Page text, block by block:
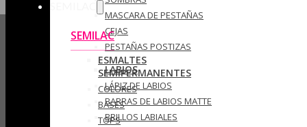
MASCARA DE PESTAÑAS
CEJAS
PESTAÑAS POSTIZAS
LABIOS
LÁPIZ DE LABIOS
BARRAS DE LABIOS MATTE
BRILLOS LABIALES
SEMILAC
ESMALTES
SEMIPERMANENTES
COLORES
BASES
TOPS